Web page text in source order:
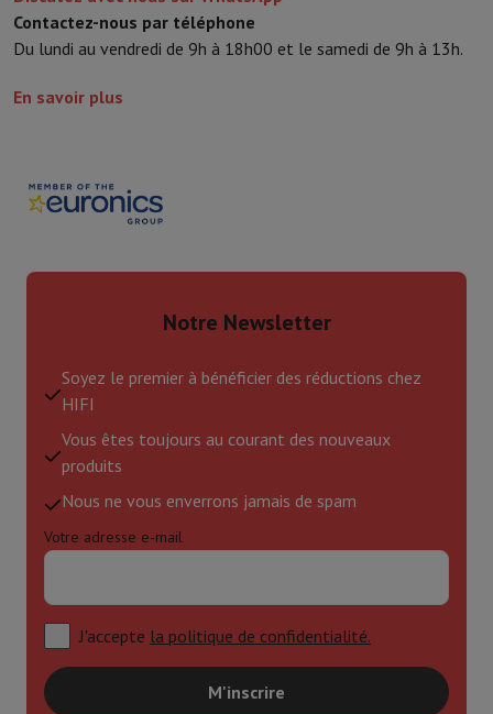
Contactez-nous par téléphone
Du lundi au vendredi de 9h à 18h00 et le samedi de 9h à 13h.
En savoir plus
Notre Newsletter
Soyez le premier à bénéficier des réductions chez
HIFI
Vous êtes toujours au courant des nouveaux
produits
Nous ne vous enverrons jamais de spam
Votre adresse e-mail
J'accepte la politique de confidentialité.
M'inscrire